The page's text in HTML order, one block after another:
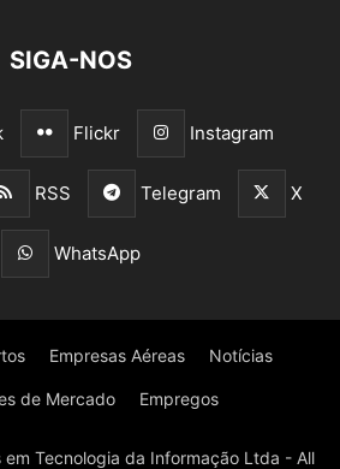
SIGA-NOS
Flickr Instagram
RSS Telegram X
WhatsApp
Empresas Aéreas Notícias
de Mercado Empregos
Tecnologia da Informação Ltda - All